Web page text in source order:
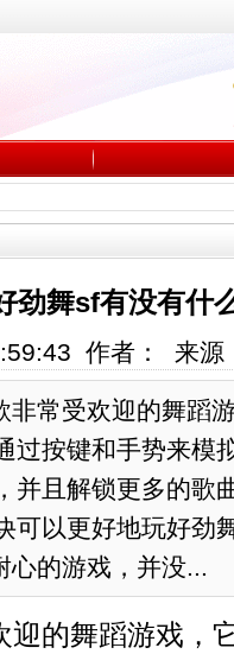
劲舞sf有没有什
作者： 来源
非常受欢迎的舞蹈
过按键和手势来模
并且解锁更多的歌
可以更好地玩好劲
心的游戏，并没...
迎的舞蹈游戏，